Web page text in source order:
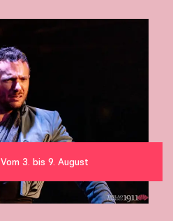
Vom 3. bis 9. August